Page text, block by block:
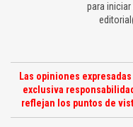
para
Las opiniones
exclusiva
reflejan los puntos de